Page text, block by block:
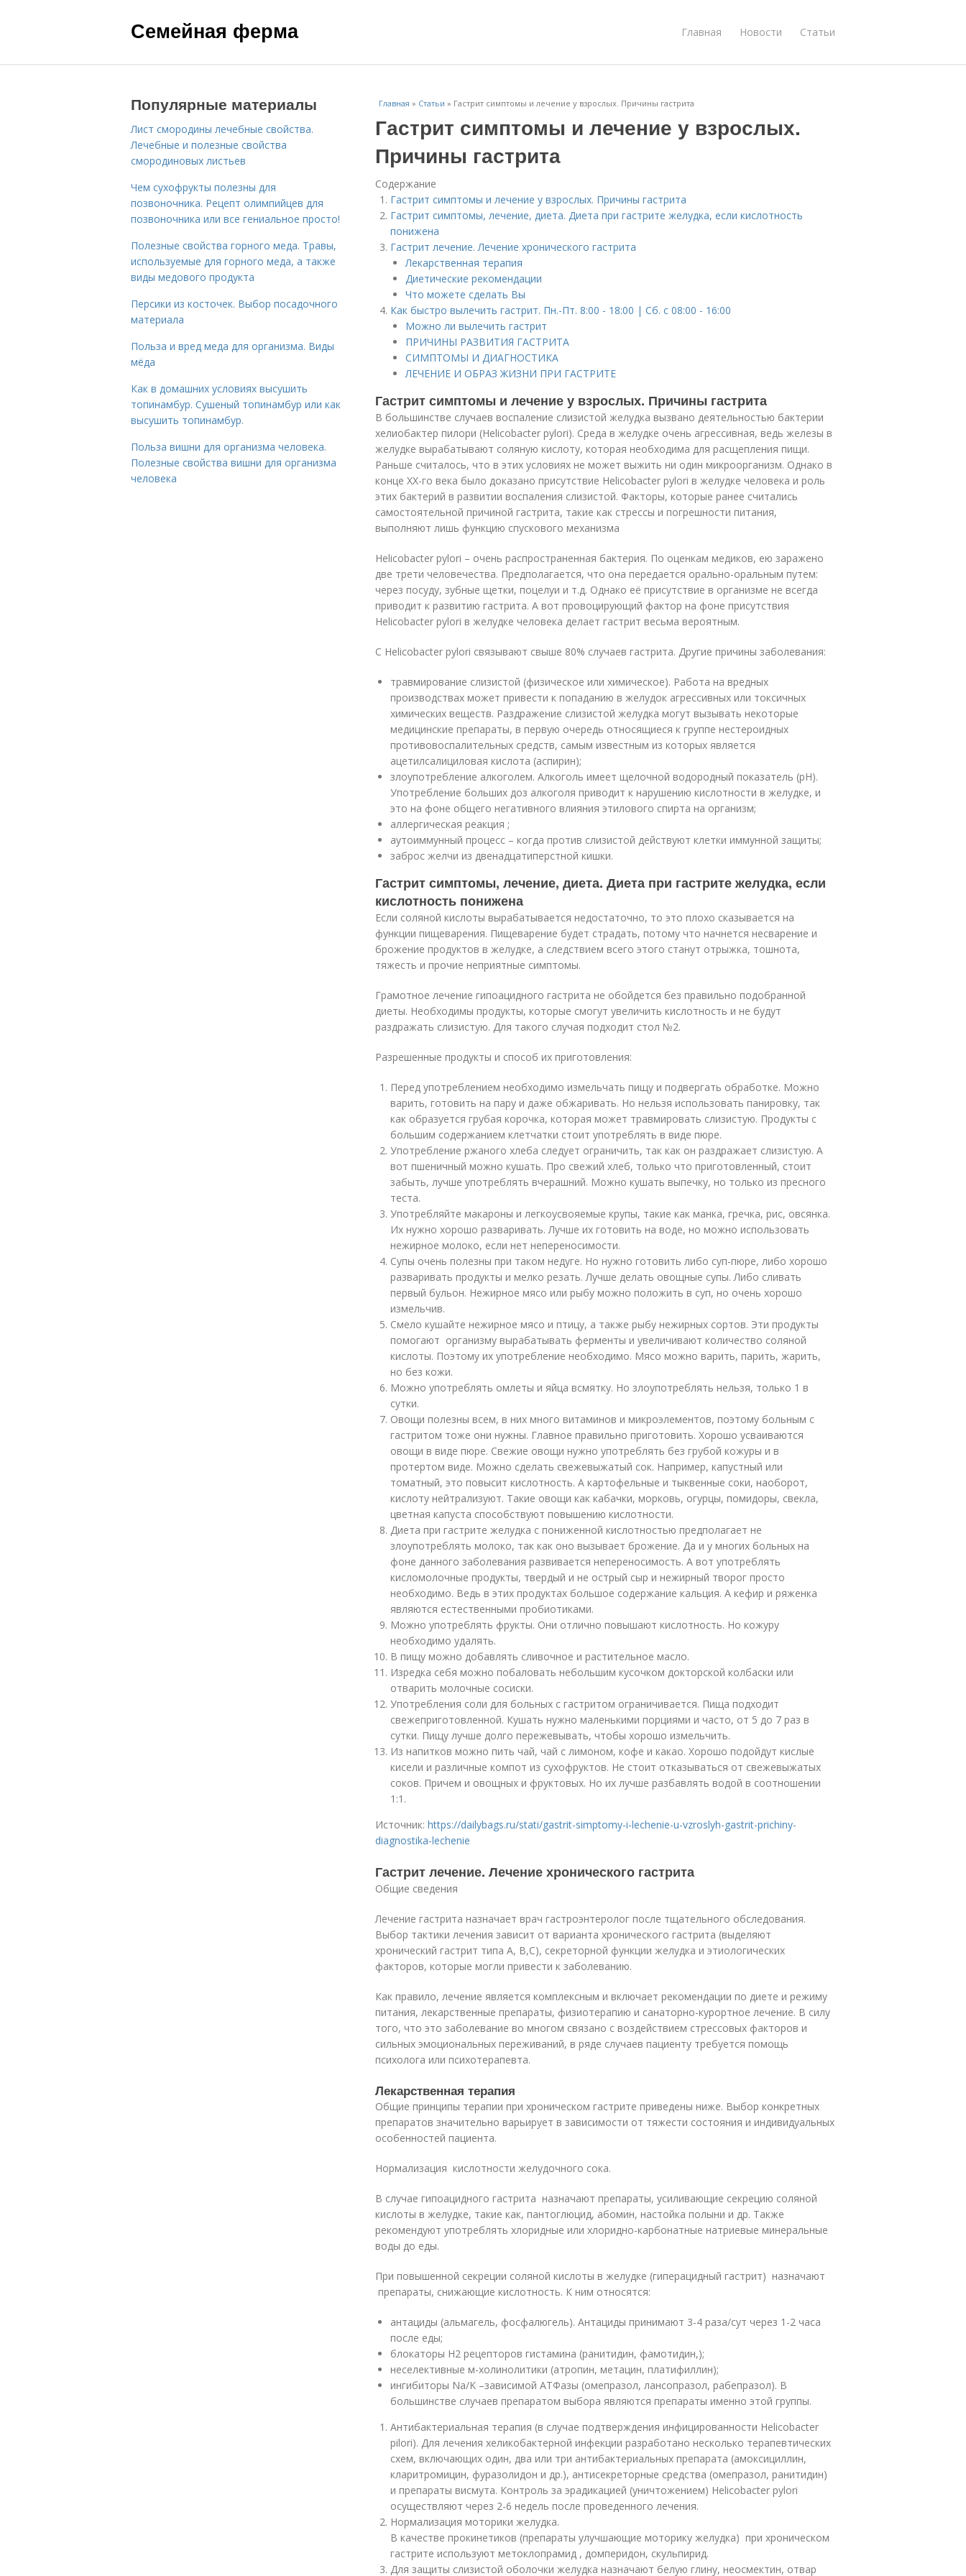
Семейная ферма Главная Новости Статьи
Главная » Статьи » Гастрит симптомы и лечение у взрослых. Причины гастрита
Гастрит симптомы и лечение у взрослых.
Причины гастрита
Содержание
Гастрит симптомы и лечение у взрослых. Причины гастрита
Гастрит симптомы, лечение, диета. Диета при гастрите желудка, если кислотность
понижена
Гастрит лечение. Лечение хронического гастрита
Лекарственная терапия
Диетические рекомендации
Что можете сделать Вы
Как быстро вылечить гастрит. Пн.-Пт. 8:00 - 18:00 | Сб. с 08:00 - 16:00
Можно ли вылечить гастрит
ПРИЧИНЫ РАЗВИТИЯ ГАСТРИТА
СИМПТОМЫ И ДИАГНОСТИКА
ЛЕЧЕНИЕ И ОБРАЗ ЖИЗНИ ПРИ ГАСТРИТЕ
Гастрит симптомы и лечение у взрослых. Причины гастрита
В большинстве случаев воспаление слизистой желудка вызвано деятельностью бактерии
хелиобактер пилори (Helicobacter pylori). Среда в желудке очень агрессивная, ведь железы в
желудке вырабатывают соляную кислоту, которая необходима для расщепления пищи.
Раньше считалось, что в этих условиях не может выжить ни один микроорганизм. Однако в
конце XX-го века было доказано присутствие Helicobacter pylori в желудке человека и роль
этих бактерий в развитии воспаления слизистой. Факторы, которые ранее считались
самостоятельной причиной гастрита, такие как стрессы и погрешности питания,
выполняют лишь функцию спускового механизма
Helicobacter pylori – очень распространенная бактерия. По оценкам медиков, ею заражено
две трети человечества. Предполагается, что она передается орально-оральным путем:
через посуду, зубные щетки, поцелуи и т.д. Однако её присутствие в организме не всегда
приводит к развитию гастрита. А вот провоцирующий фактор на фоне присутствия
Helicobacter pylori в желудке человека делает гастрит весьма вероятным.
С Helicobacter pylori связывают свыше 80% случаев гастрита. Другие причины заболевания:
травмирование слизистой (физическое или химическое). Работа на вредных
производствах может привести к попаданию в желудок агрессивных или токсичных
химических веществ. Раздражение слизистой желудка могут вызывать некоторые
медицинские препараты, в первую очередь относящиеся к группе нестероидных
противовоспалительных средств, самым известным из которых является
ацетилсалициловая кислота (аспирин);
злоупотребление алкоголем. Алкоголь имеет щелочной водородный показатель (pH).
Употребление больших доз алкоголя приводит к нарушению кислотности в желудке, и
это на фоне общего негативного влияния этилового спирта на организм;
аллергическая реакция ;
аутоиммунный процесс – когда против слизистой действуют клетки иммунной защиты;
заброс желчи из двенадцатиперстной кишки.
Гастрит симптомы, лечение, диета. Диета при гастрите желудка, если
кислотность понижена
Если соляной кислоты вырабатывается недостаточно, то это плохо сказывается на
функции пищеварения. Пищеварение будет страдать, потому что начнется несварение и
брожение продуктов в желудке, а следствием всего этого станут отрыжка, тошнота,
тяжесть и прочие неприятные симптомы.
Грамотное лечение гипоацидного гастрита не обойдется без правильно подобранной
диеты. Необходимы продукты, которые смогут увеличить кислотность и не будут
раздражать слизистую. Для такого случая подходит стол №2.
Разрешенные продукты и способ их приготовления:
Перед употреблением необходимо измельчать пищу и подвергать обработке. Можно
варить, готовить на пару и даже обжаривать. Но нельзя использовать панировку, так
как образуется грубая корочка, которая может травмировать слизистую. Продукты с
большим содержанием клетчатки стоит употреблять в виде пюре.
Употребление ржаного хлеба следует ограничить, так как он раздражает слизистую. А
вот пшеничный можно кушать. Про свежий хлеб, только что приготовленный, стоит
забыть, лучше употреблять вчерашний. Можно кушать выпечку, но только из пресного
теста.
Употребляйте макароны и легкоусвояемые крупы, такие как манка, гречка, рис, овсянка.
Их нужно хорошо разваривать. Лучше их готовить на воде, но можно использовать
нежирное молоко, если нет непереносимости.
Супы очень полезны при таком недуге. Но нужно готовить либо суп-пюре, либо хорошо
разваривать продукты и мелко резать. Лучше делать овощные супы. Либо сливать
первый бульон. Нежирное мясо или рыбу можно положить в суп, но очень хорошо
измельчив.
Смело кушайте нежирное мясо и птицу, а также рыбу нежирных сортов. Эти продукты
помогают организму вырабатывать ферменты и увеличивают количество соляной
кислоты. Поэтому их употребление необходимо. Мясо можно варить, парить, жарить,
но без кожи.
Можно употреблять омлеты и яйца всмятку. Но злоупотреблять нельзя, только 1 в
сутки.
Овощи полезны всем, в них много витаминов и микроэлементов, поэтому больным с
гастритом тоже они нужны. Главное правильно приготовить. Хорошо усваиваются
овощи в виде пюре. Свежие овощи нужно употреблять без грубой кожуры и в
протертом виде. Можно сделать свежевыжатый сок. Например, капустный или
томатный, это повысит кислотность. А картофельные и тыквенные соки, наоборот,
кислоту нейтрализуют. Такие овощи как кабачки, морковь, огурцы, помидоры, свекла,
цветная капуста способствуют повышению кислотности.
Диета при гастрите желудка с пониженной кислотностью предполагает не
злоупотреблять молоко, так как оно вызывает брожение. Да и у многих больных на
фоне данного заболевания развивается непереносимость. А вот употреблять
кисломолочные продукты, твердый и не острый сыр и нежирный творог просто
необходимо. Ведь в этих продуктах большое содержание кальция. А кефир и ряженка
являются естественными пробиотиками.
Можно употреблять фрукты. Они отлично повышают кислотность. Но кожуру
необходимо удалять.
В пищу можно добавлять сливочное и растительное масло.
Изредка себя можно побаловать небольшим кусочком докторской колбаски или
отварить молочные сосиски.
Употребления соли для больных с гастритом ограничивается. Пища подходит
свежеприготовленной. Кушать нужно маленькими порциями и часто, от 5 до 7 раз в
сутки. Пищу лучше долго пережевывать, чтобы хорошо измельчить.
Из напитков можно пить чай, чай с лимоном, кофе и какао. Хорошо подойдут кислые
кисели и различные компот из сухофруктов. Не стоит отказываться от свежевыжатых
соков. Причем и овощных и фруктовых. Но их лучше разбавлять водой в соотношении
1:1.
Источник: https://dailybags.ru/stati/gastrit-simptomy-i-lechenie-u-vzroslyh-gastrit-prichiny-
diagnostika-lechenie
Гастрит лечение. Лечение хронического гастрита
Общие сведения
Лечение гастрита назначает врач гастроэнтеролог после тщательного обследования.
Выбор тактики лечения зависит от варианта хронического гастрита (выделяют
хронический гастрит типа А, В,С), секреторной функции желудка и этиологических
факторов, которые могли привести к заболеванию.
Как правило, лечение является комплексным и включает рекомендации по диете и режиму
питания, лекарственные препараты, физиотерапию и санаторно-курортное лечение. В силу
того, что это заболевание во многом связано с воздействием стрессовых факторов и
сильных эмоциональных переживаний, в ряде случаев пациенту требуется помощь
психолога или психотерапевта.
Лекарственная терапия
Общие принципы терапии при хроническом гастрите приведены ниже. Выбор конкретных
препаратов значительно варьирует в зависимости от тяжести состояния и индивидуальных
особенностей пациента.
Нормализация кислотности желудочного сока.
В случае гипоацидного гастрита назначают препараты, усиливающие секрецию соляной
кислоты в желудке, такие как, пантоглюцид, абомин, настойка полыни и др. Также
рекомендуют употреблять хлоридные или хлоридно-карбонатные натриевые минеральные
воды до еды.
При повышенной секреции соляной кислоты в желудке (гиперацидный гастрит) назначают
препараты, снижающие кислотность. К ним относятся:
антациды (альмагель, фосфалюгель). Антациды принимают 3-4 раза/сут через 1-2 часа
после еды;
блокаторы Н2 рецепторов гистамина (ранитидин, фамотидин,);
неселективные м-холинолитики (атропин, метацин, платифиллин);
ингибиторы Na/K –зависимой АТФазы (омепразол, лансопразол, рабепразол). В
большинстве случаев препаратом выбора являются препараты именно этой группы.
Антибактериальная терапия (в случае подтверждения инфицированности Helicobacter
pilori). Для лечения хеликобактерной инфекции разработано несколько терапевтических
схем, включающих один, два или три антибактериальных препарата (амоксициллин,
кларитромицин, фуразолидон и др.), антисекреторные средства (омепразол, ранитидин)
и препараты висмута. Контроль за эрадикацией (уничтожением) Helicobacter pylori
осуществляют через 2-6 недель после проведенного лечения.
Нормализация моторики желудка.
В качестве прокинетиков (препараты улучшающие моторику желудка) при хроническом
гастрите используют метоклопрамид , домперидон, скульпирид.
Для защиты слизистой оболочки желудка назначают белую глину, неосмектин, отвар
Популярные материалы
Лист смородины лечебные свойства.
Лечебные и полезные свойства
смородиновых листьев
Чем сухофрукты полезны для
позвоночника. Рецепт олимпийцев для
позвоночника или все гениальное просто!
Полезные свойства горного меда. Травы,
используемые для горного меда, а также
виды медового продукта
Персики из косточек. Выбор посадочного
материала
Польза и вред меда для организма. Виды
мёда
Как в домашних условиях высушить
топинамбур. Сушеный топинамбур или как
высушить топинамбур.
Польза вишни для организма человека.
Полезные свойства вишни для организма
человека